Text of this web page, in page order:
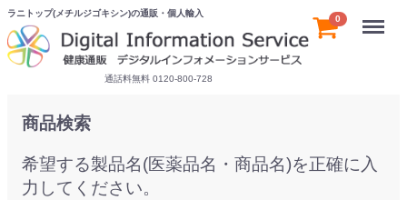
ラニトップ(メチルジゴキシン)の通販・個人輸入
通話料無料 0120-800-728
0 Menu
商品検索
希望する製品名(医薬品名・商品名)を正確に入
力してください。